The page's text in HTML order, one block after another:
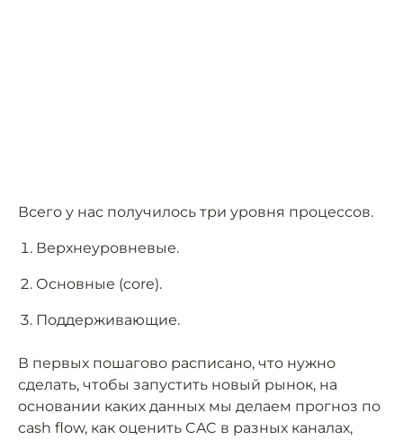
Всего у нас получилось три уровня процессов.
Верхнеуровневые.
Основные (core).
Поддерживающие.
В первых пошагово расписано, что нужно
сделать, чтобы запустить новый рынок, на
основании каких данных мы делаем прогноз по
cash flow, как оценить CAC в разных каналах,